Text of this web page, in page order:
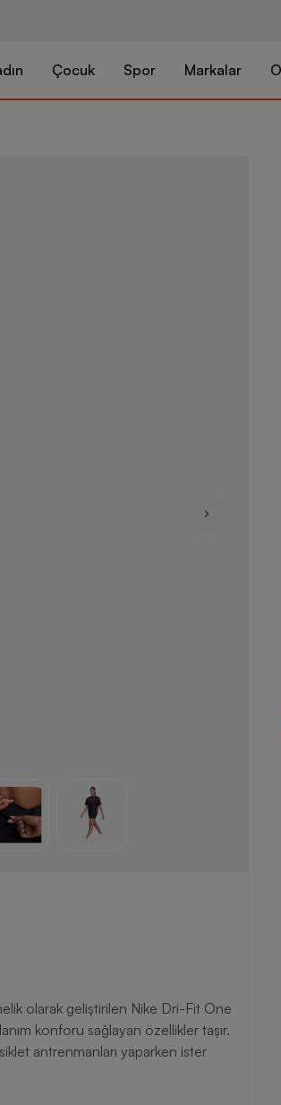
Çocuk Spor Markalar
Nike Dri-Fit
olarak geliştirilen Nike Dri-Fit One
konforu sağlayan özellikler taşır.
antrenmanları yaparken ister